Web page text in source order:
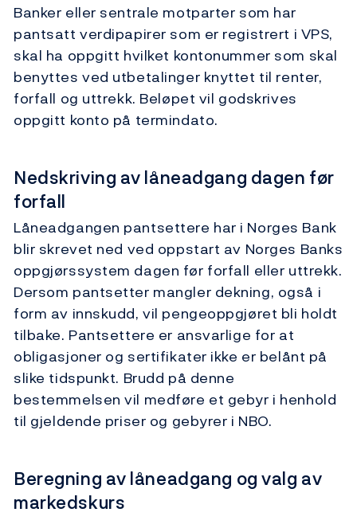
Banker eller sentrale motparter som har
pantsatt verdipapirer som er registrert i VPS,
skal ha oppgitt hvilket kontonummer som skal
benyttes ved utbetalinger knyttet til renter,
forfall og uttrekk. Beløpet vil godskrives
oppgitt konto på termindato.
Nedskriving av låneadgang dagen før
forfall
Låneadgangen pantsettere har i Norges Bank
blir skrevet ned ved oppstart av Norges Banks
oppgjørssystem dagen før forfall eller uttrekk.
Dersom pantsetter mangler dekning, også i
form av innskudd, vil pengeoppgjøret bli holdt
tilbake. Pantsettere er ansvarlige for at
obligasjoner og sertifikater ikke er belånt på
slike tidspunkt. Brudd på denne
bestemmelsen vil medføre et gebyr i henhold
til gjeldende priser og gebyrer i NBO.
Beregning av låneadgang og valg av
markedskurs